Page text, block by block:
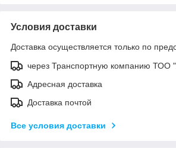
Условия доставки
Доставка осуществляется только по
через Транспортную компанию ТОО
Адресная доставка
Доставка почтой
Все условия доставки